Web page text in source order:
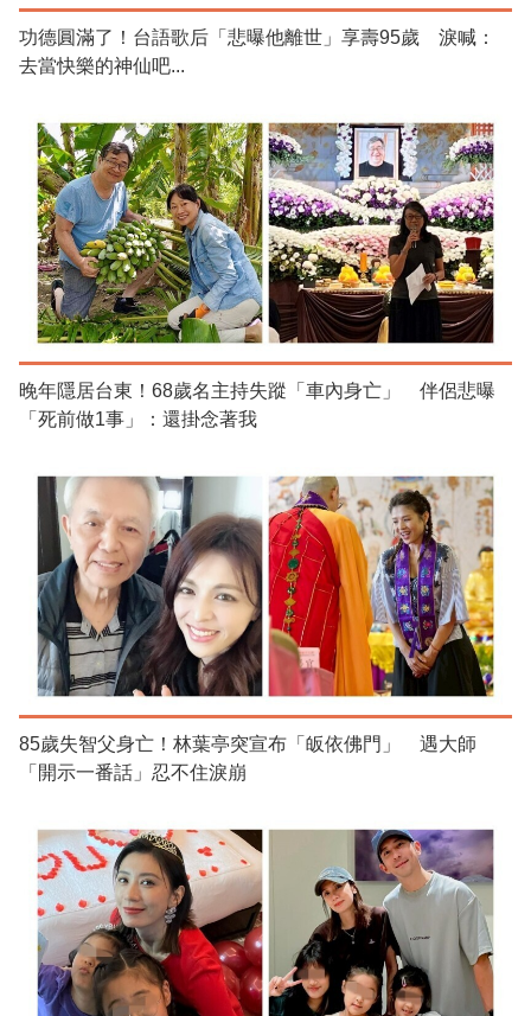
功德圓滿了！台語歌后「悲曝他離世」享壽95歲 淚喊：
去當快樂的神仙吧...
晚年隱居台東！68歲名主持失蹤「車內身亡」 伴侶悲曝
「死前做1事」：還掛念著我
85歲失智父身亡！林葉亭突宣布「皈依佛門」 遇大師
「開示一番話」忍不住淚崩